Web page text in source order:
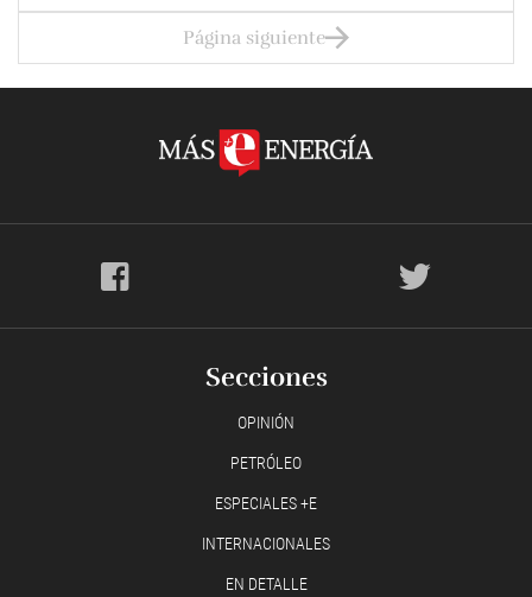
Página siguiente
Secciones
OPINIÓN
PETRÓLEO
ESPECIALES +E
INTERNACIONALES
EN DETALLE